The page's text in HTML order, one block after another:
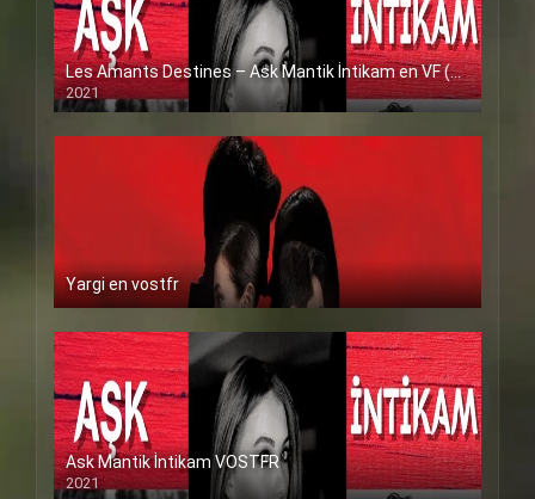
Les Amants Destines – Ask Mantik İntikam en VF (Voix Francaise)
2021
Yargi en vostfr
Ask Mantik İntikam VOSTFR
2021